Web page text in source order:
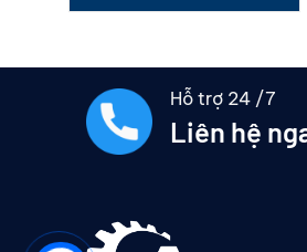
Hỗ trợ 24 /7
Liên hệ